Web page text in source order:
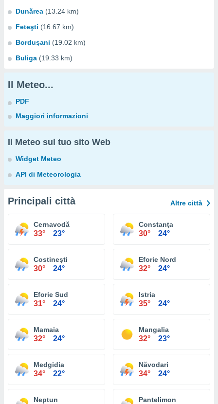
Dunărea (13.24 km)
Feteşti (16.67 km)
Borduşani (19.02 km)
Buliga (19.33 km)
Il Meteo...
PDF
Maggiori informazioni
Il Meteo sul tuo sito Web
Widget Meteo
API di Meteorologia
Principali città Altre città
Cernavodă
33° 23°
Constanţa
30° 24°
Costineşti
30° 24°
Eforie Nord
32° 24°
Eforie Sud
31° 24°
Istria
35° 24°
Mamaia
32° 24°
Mangalia
32° 23°
Medgidia
34° 22°
Năvodari
34° 24°
Neptun Pantelimon